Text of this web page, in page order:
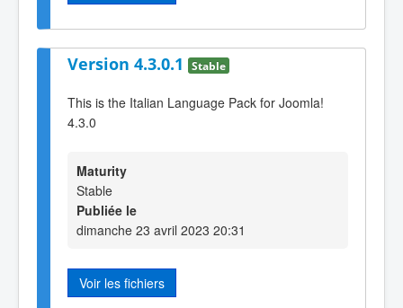
Version 4.3.0.1 Stable
This is the Italian Language Pack for Joomla!
4.3.0
Maturity
Stable
Publiée le
dimanche 23 avril 2023 20:31
Voir les fichiers